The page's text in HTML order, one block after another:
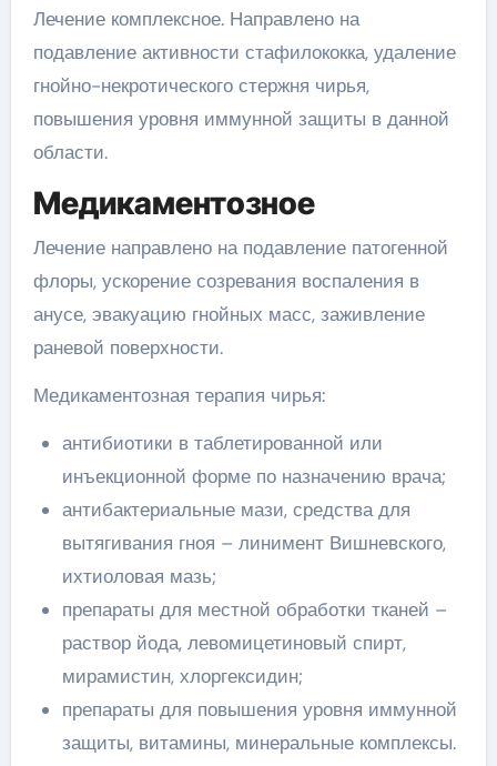
Лечение комплексное. Направлено на
подавление активности стафилококка, удаление
гнойно-некротического стержня чирья,
повышения уровня иммунной защиты в данной
области.
Медикаментозное
Лечение направлено на подавление патогенной
флоры, ускорение созревания воспаления в
анусе, эвакуацию гнойных масс, заживление
раневой поверхности.
Медикаментозная терапия чирья:
антибиотики в таблетированной или
инъекционной форме по назначению врача;
антибактериальные мази, средства для
вытягивания гноя – линимент Вишневского,
ихтиоловая мазь;
препараты для местной обработки тканей –
раствор йода, левомицетиновый спирт,
мирамистин, хлоргексидин;
препараты для повышения уровня иммунной
защиты, витамины, минеральные комплексы.